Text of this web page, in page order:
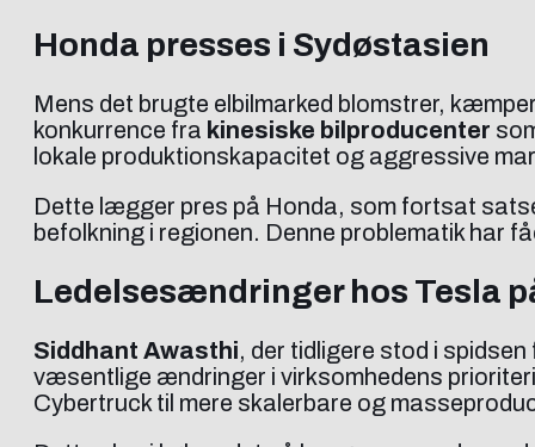
Honda presses i Sydøstasien
Mens det brugte elbilmarked blomstrer,
konkurrence fra kinesiske bilproducenter
lokale produktionskapacitet og aggressive
Dette lægger pres på Honda, som fortsat
befolkning i regionen. Denne problematik har
Ledelsesændringer hos Tesla
Siddhant Awasthi, der tidligere stod i
væsentlige ændringer i virksomhedens
Cybertruck til mere skalerbare og